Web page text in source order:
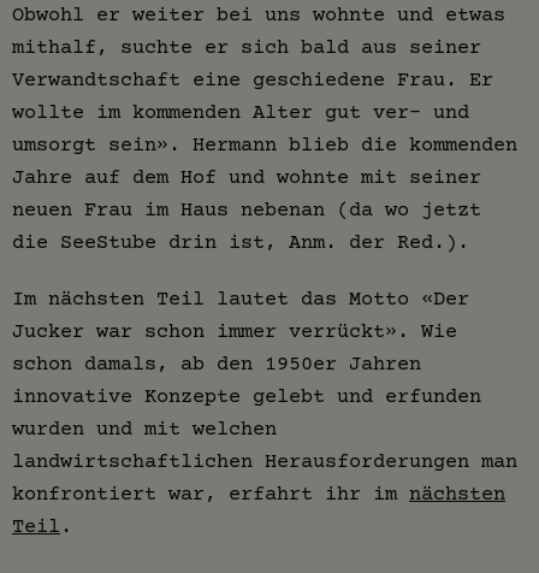
Obwohl er weiter bei uns wohnte und etwas
mithalf, suchte er sich bald aus seiner
Verwandtschaft eine geschiedene Frau. Er
wollte im kommenden Alter gut ver- und
umsorgt sein». Hermann blieb die kommenden
Jahre auf dem Hof und wohnte mit seiner
neuen Frau im Haus nebenan (da wo jetzt
die SeeStube drin ist, Anm. der Red.).
Im nächsten Teil lautet das Motto «Der
Jucker war schon immer verrückt». Wie
schon damals, ab den 1950er Jahren
innovative Konzepte gelebt und erfunden
wurden und mit welchen
landwirtschaftlichen Herausforderungen man
konfrontiert war, erfahrt ihr im nächsten
Teil .